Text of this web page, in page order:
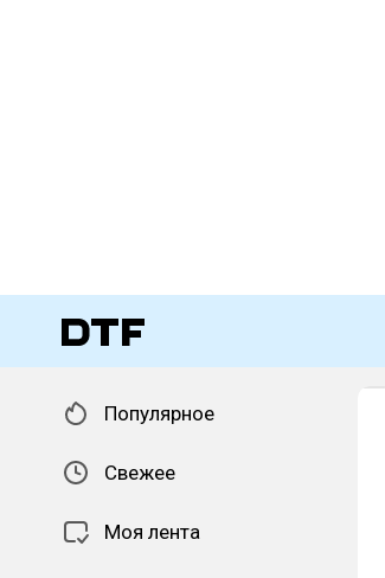
Популярное
Свежее
Моя лента